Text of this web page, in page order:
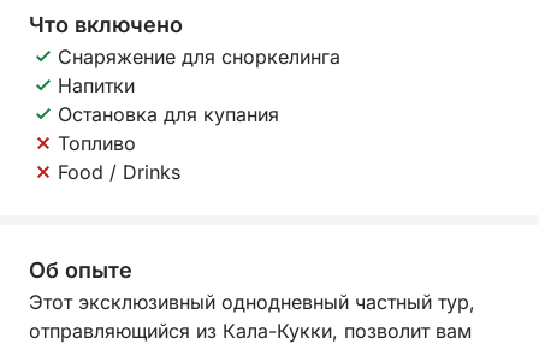
Что включено
Снаряжение для сноркелинга
Напитки
Остановка для купания
Топливо
Food / Drinks
Об опыте
Этот эксклюзивный однодневный частный тур,
отправляющийся из Кала-Кукки, позволит вам